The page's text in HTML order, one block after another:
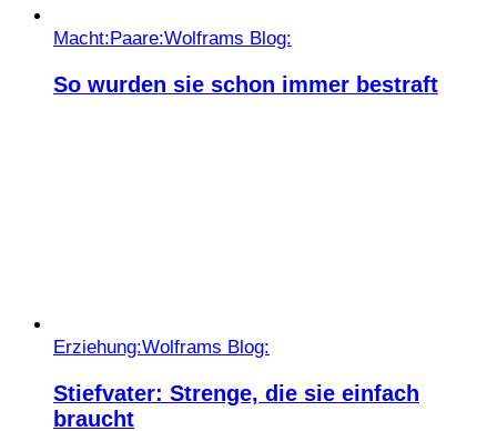
Macht:Paare:Wolframs Blog:
So wurden sie schon immer bestraft
Erziehung:Wolframs Blog:
Stiefvater: Strenge, die sie einfach
braucht